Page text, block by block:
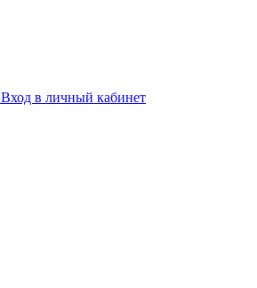
Вход в личный кабинет